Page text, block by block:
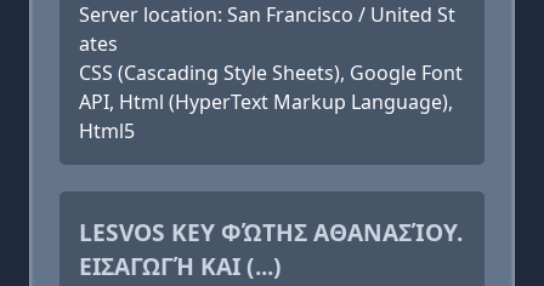
Server location: San Francisco / United St
ates
CSS (Cascading Style Sheets), Google Font
API, Html (HyperText Markup Language),
Html5
LESVOS KEY ΦΏΤΗΣ ΑΘΑΝΑΣΊΟΥ.
ΕΙΣΑΓΩΓΉ ΚΑΙ (...)